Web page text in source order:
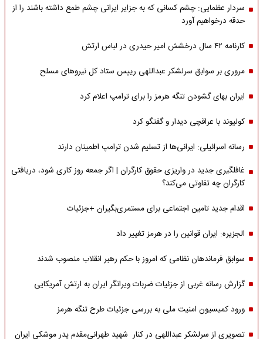
سردار عظمایی: چشم کسانی که به جزایر ایرانی چشم طمع داشته باشند را از
حدقه درخواهیم آورد
کارنامه ۴۲ سال درخشش امیر حیدری در لباس ارتش
مروری بر سوابق سرلشکر عبداللهی رییس ستاد کل نیروهای مسلح
ایران بهای گشودن تنگه هرمز را برای ترامپ اعلام کرد
کولیوند با عراقچی دیدار و گفتگو کرد
رسانه اسرائیلی: ایرانی‌ها از تسلیم شدن ترامپ اطمینان دارند
غافلگیری جدید در واریزی حقوق کارگران | اگر جمعه روز کاری شود، دریافتی
کارگران چه تفاوتی می‌کند؟
اقدام جدید تامین اجتماعی برای مستمری‌بگیران +جزئیات
الجزیره: ایران قوانین را در هرمز تغییر داد
سوابق فرماندهان نظامی که امروز با حکم رهبر انقلاب منصوب شدند
گزارش رسانه غربی از جزئیات ضربات ویرانگر ایران به ارتش آمریکایی
ورود کمیسیون امنیت ملی به بررسی جزئیات طرح تنگه هرمز
تصویری از سرلشکر عبداللهی در کنار شهید طهرانی‌مقدم پدر موشکی ایران